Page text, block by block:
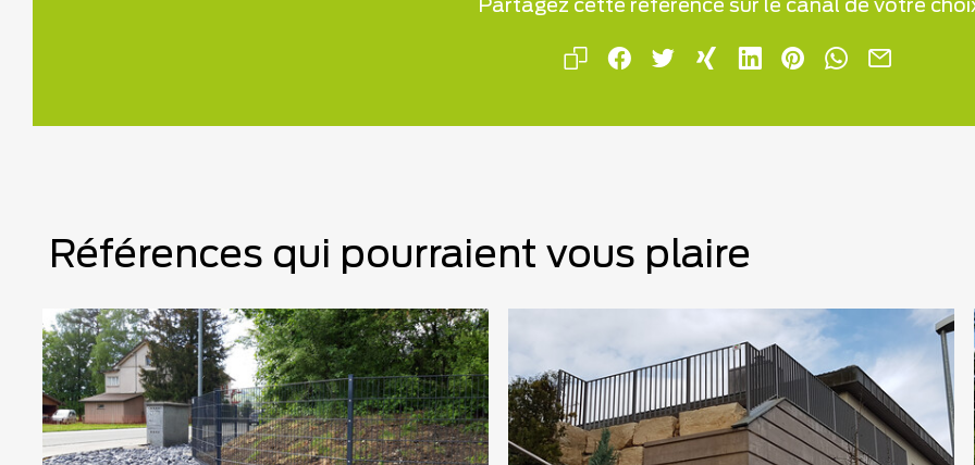
Partagez cette référence sur le canal de votre
Références qui pourraient vous plaire